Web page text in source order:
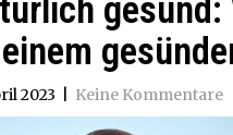
2023
Keine Kommentare